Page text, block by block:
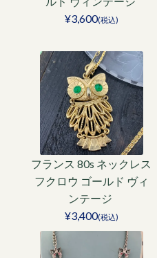
¥3,600(税込)
フランス 80s ネックレス
フクロウ ゴールド ヴィ
ンテージ
¥3,400(税込)